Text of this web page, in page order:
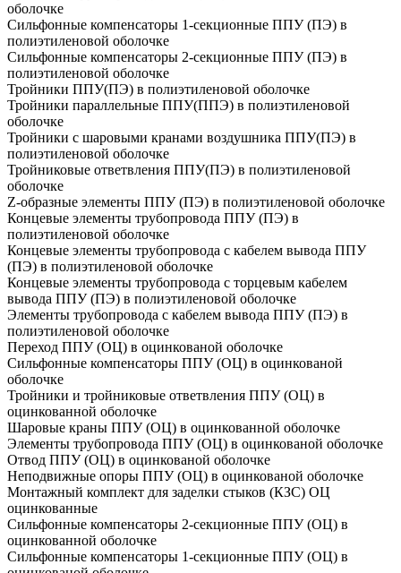
оболочке
Сильфонные компенсаторы 1-секционные ППУ (ПЭ) в
полиэтиленовой оболочке
Сильфонные компенсаторы 2-секционные ППУ (ПЭ) в
полиэтиленовой оболочке
Тройники ППУ(ПЭ) в полиэтиленовой оболочке
Тройники параллельные ППУ(ППЭ) в полиэтиленовой
оболочке
Тройники с шаровыми кранами воздушника ППУ(ПЭ) в
полиэтиленовой оболочке
Тройниковые ответвления ППУ(ПЭ) в полиэтиленовой
оболочке
Z-образные элементы ППУ (ПЭ) в полиэтиленовой оболочке
Концевые элементы трубопровода ППУ (ПЭ) в
полиэтиленовой оболочке
Концевые элементы трубопровода с кабелем вывода ППУ
(ПЭ) в полиэтиленовой оболочке
Концевые элементы трубопровода с торцевым кабелем
вывода ППУ (ПЭ) в полиэтиленовой оболочке
Элементы трубопровода с кабелем вывода ППУ (ПЭ) в
полиэтиленовой оболочке
Переход ППУ (ОЦ) в оцинкованой оболочке
Сильфонные компенсаторы ППУ (ОЦ) в оцинкованой
оболочке
Тройники и тройниковые ответвления ППУ (ОЦ) в
оцинкованной оболочке
Шаровые краны ППУ (ОЦ) в оцинкованной оболочке
Элементы трубопровода ППУ (ОЦ) в оцинкованой оболочке
Отвод ППУ (ОЦ) в оцинкованой оболочке
Неподвижные опоры ППУ (ОЦ) в оцинкованой оболочке
Монтажный комплект для заделки стыков (КЗС) ОЦ
оцинкованные
Сильфонные компенсаторы 2-секционные ППУ (ОЦ) в
оцинкованной оболочке
Сильфонные компенсаторы 1-секционные ППУ (ОЦ) в